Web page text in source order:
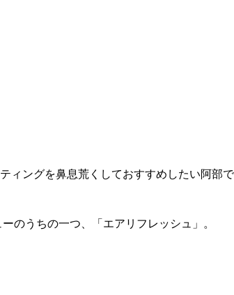
ィングを鼻息荒くしておすすめしたい阿部
のうちの一つ、「エアリフレッシュ」。